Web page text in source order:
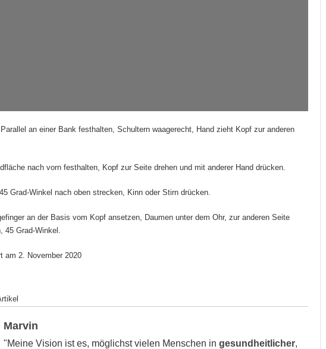
an einer Bank festhalten, Schultern waagerecht, Hand zieht Kopf zur anderen
nach vorn festhalten, Kopf zur Seite drehen und mit anderer Hand drücken.
Grad-Winkel nach oben strecken, Kinn oder Stirn drücken.
an der Basis vom Kopf ansetzen, Daumen unter dem Ohr, zur anderen Seite
45 Grad-Winkel.
am 2. November 2020
Marvin
"Meine Vision ist es, möglichst vielen Menschen in gesundheitlicher,